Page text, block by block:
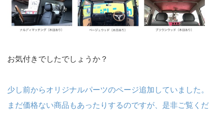
お気付きでしたでしょうか？
少し前からオリジナルパーツのページ追加していました。
まだ価格ない商品もあったりするのですが、是非ご覧くだ